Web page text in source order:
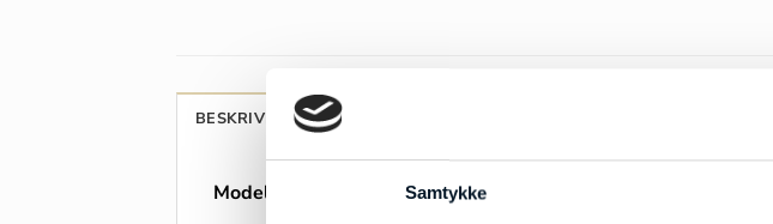
Samtykke
BESKRIVELSE
Model: by Bonells Livets træ øreringe med farvede sten